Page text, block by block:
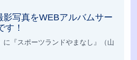
影写真をWEBアルバムサー
す！
に『スポーツランドやまなし』（山